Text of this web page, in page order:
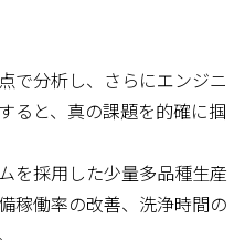
で分析し、さらにエンジニ
ると、真の課題を的確に掴
を採用した少量多品種生産
稼働率の改善、洗浄時間の